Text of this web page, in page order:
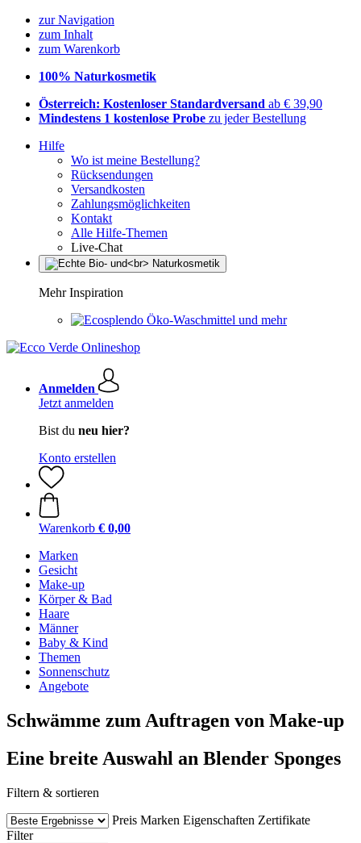
zur Navigation
zum Inhalt
zum Warenkorb
100% Naturkosmetik
Österreich: Kostenloser Standardversand ab € 39,90
Mindestens 1 kostenlose Probe zu jeder Bestellung
Hilfe
Wo ist meine Bestellung?
Rücksendungen
Versandkosten
Zahlungsmöglichkeiten
Kontakt
Alle Hilfe-Themen
Live-Chat
Mehr Inspiration
Öko-Waschmittel und mehr
Anmelden
Jetzt anmelden
Bist du neu hier?
Konto erstellen
Warenkorb € 0,00
Marken
Gesicht
Make-up
Körper & Bad
Haare
Männer
Baby & Kind
Themen
Sonnenschutz
Angebote
Schwämme zum Auftragen von Make-up
Eine breite Auswahl an Blender Sponges
Filtern & sortieren
Preis Marken Eigenschaften Zertifikate
Filter